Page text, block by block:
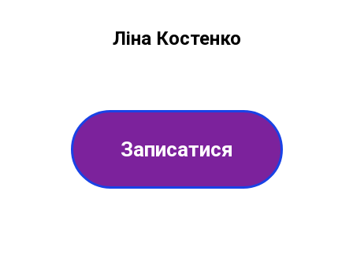
Ліна Костенко
Записатися